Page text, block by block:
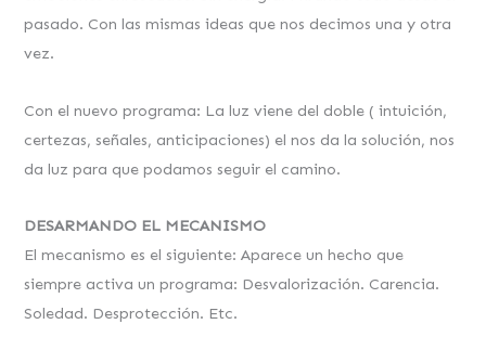
pasado. Con las mismas ideas que nos decimos una y otra
vez.
Con el nuevo programa: La luz viene del doble ( intuición,
certezas, señales, anticipaciones) el nos da la solución, nos
da luz para que podamos seguir el camino.
DESARMANDO EL MECANISMO
El mecanismo es el siguiente: Aparece un hecho que
siempre activa un programa: Desvalorización. Carencia.
Soledad. Desprotección. Etc.